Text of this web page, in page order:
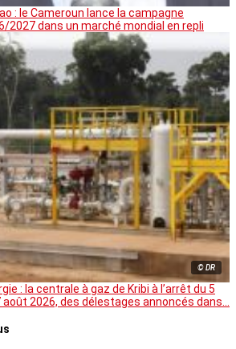
: le Cameroun lance la campagne
2027 dans un marché mondial en repli
© DR
: la centrale à gaz de Kribi à l’arrêt du 5
août 2026, des délestages annoncés dans…